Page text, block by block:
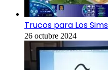
Trucos para Los
26 octubre 2024